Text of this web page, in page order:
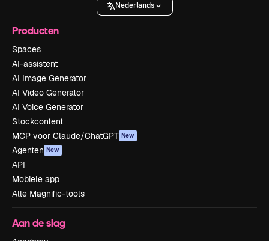
Nederlands
Producten
Spaces
AI-assistent
AI Image Generator
AI Video Generator
AI Voice Generator
Stockcontent
MCP voor Claude/ChatGPT New
Agenten New
API
Mobiele app
Alle Magnific-tools
Aan de slag